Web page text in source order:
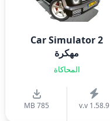
Car Simulator 2
مهكرة
المحاكاة
v.v 1.58.9
785 MB